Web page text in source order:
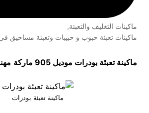
ماكينات التغليف والتعبئة,
ماكينات تعبئة حبوب و حبيبات وتعبئة مساحيق
ماكينة تعبئة بودرات موديل 905 ماركة
ماكينة تعبئة بودرات